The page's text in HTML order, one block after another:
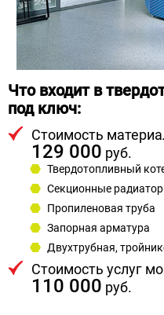
Что входит в
под ключ:
Стоимость
129 000 руб.
Твердотопливный
Секционные
Пропиленовая труба
Запорная арматура
Двухтрубная,
Стоимость услуг
110 000 руб.